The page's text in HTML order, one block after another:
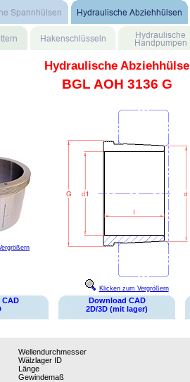
Hydraulische Abziehhülse
BGL AOH 3136 G
Klicken zum Vergrößern
Download CAD
2D/3D (mit lager)
Wellendurchmesser
Wälzlager ID
Länge
Gewindemaß